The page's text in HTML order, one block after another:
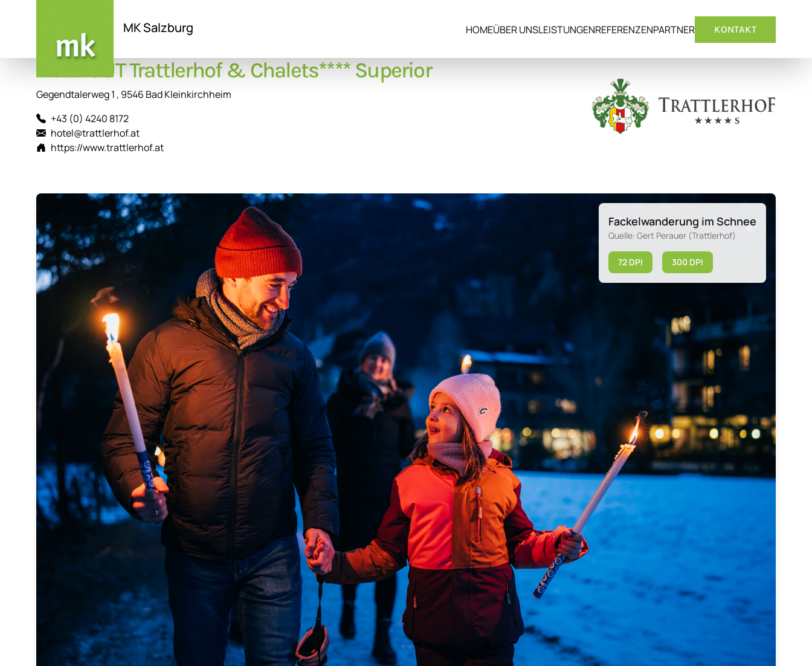
MK Salzburg HOMEÜBER UNSLEISTUNGENREFERENZENPARTNER KONTAKT
Hotel GUT Trattlerhof & Chalets**** Superior
Gegendtalerweg 1 , 9546 Bad Kleinkirchheim
+43 (0) 4240 8172
hotel@trattlerhof.at
https://www.trattlerhof.at
Fackelwanderung im Schnee
Quelle: Gert Perauer (Trattlerhof)
72 DPI 300 DPI